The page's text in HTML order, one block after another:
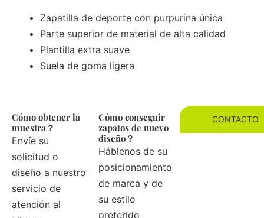
Zapatilla de deporte con purpurina única
Parte superior de material de alta calidad
Plantilla extra suave
Suela de goma ligera
Cómo obtener la
muestra？
Envíe su
solicitud o
diseño a nuestro
servicio de
atención al
Cómo conseguir
zapatos de nuevo
diseño？
Háblenos de su
posicionamiento
de marca y de
su estilo
preferido
CONTACTO